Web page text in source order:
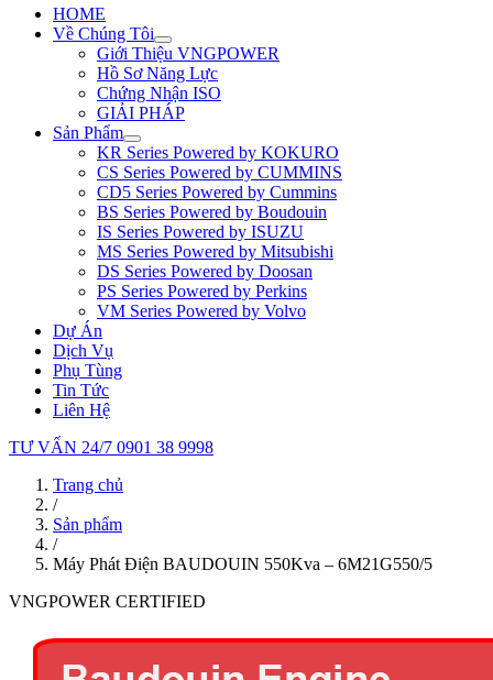
HOME
Về Chúng Tôi
Giới Thiệu VNGPOWER
Hồ Sơ Năng Lực
Chứng Nhận ISO
GIẢI PHÁP
Sản Phẩm
KR Series Powered by KOKURO
CS Series Powered by CUMMINS
CD5 Series Powered by Cummins
BS Series Powered by Boudouin
IS Series Powered by ISUZU
MS Series Powered by Mitsubishi
DS Series Powered by Doosan
PS Series Powered by Perkins
VM Series Powered by Volvo
Dự Án
Dịch Vụ
Phụ Tùng
Tin Tức
Liên Hệ
TƯ VẤN 24/7 0901 38 9998
Trang chủ
/
Sản phẩm
/
Máy Phát Điện BAUDOUIN 550Kva – 6M21G550/5
VNGPOWER CERTIFIED